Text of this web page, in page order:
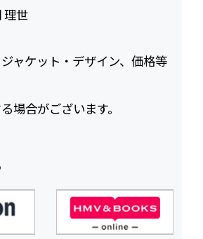
理世
ャケット・デザイン、価格等
場合がございます。